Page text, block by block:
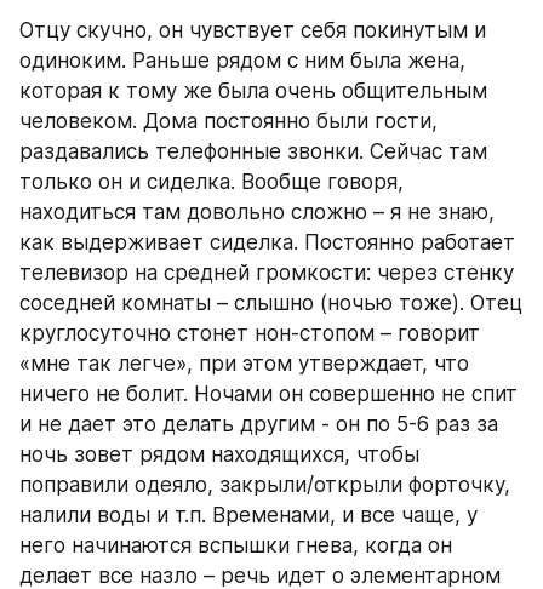
Отцу скучно, он чувствует себя покинутым и
одиноким. Раньше рядом с ним была жена,
которая к тому же была очень общительным
человеком. Дома постоянно были гости,
раздавались телефонные звонки. Сейчас там
только он и сиделка. Вообще говоря,
находиться там довольно сложно – я не знаю,
как выдерживает сиделка. Постоянно работает
телевизор на средней громкости: через стенку
соседней комнаты – слышно (ночью тоже). Отец
круглосуточно стонет нон-стопом – говорит
«мне так легче», при этом утверждает, что
ничего не болит. Ночами он совершенно не спит
и не дает это делать другим - он по 5-6 раз за
ночь зовет рядом находящихся, чтобы
поправили одеяло, закрыли/открыли форточку,
налили воды и т.п. Временами, и все чаще, у
него начинаются вспышки гнева, когда он
делает все назло – речь идет о элементарном